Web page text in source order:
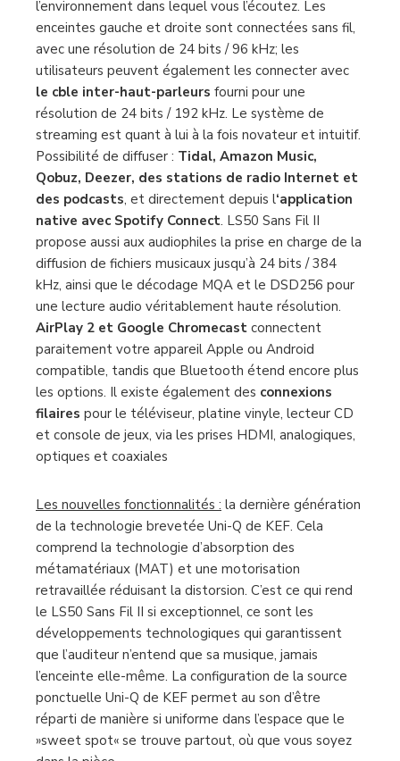
L’applicationKEF Connectpermet d’adapter le son à
l’environnement dans lequel vous l’écoutez. Les
enceintes gauche et droite sont connectées sans fil,
avec une résolution de 24 bits / 96 kHz; les
utilisateurs peuvent également les connecter avec
le cble inter-haut-parleursfourni pour une
résolution de 24 bits / 192 kHz. Le système de
streaming est quant à lui à la fois novateur et intuitif.
Possibilité de diffuser :Tidal, Amazon Music,
Qobuz, Deezer, des stations de radio Internet et
des podcasts , et directement depuis l‘application
native avec Spotify Connect. LS50 Sans Fil II
propose aussi aux audiophiles la prise en charge de la
diffusion de fichiers musicaux jusqu’à 24 bits / 384
kHz, ainsi que le décodage MQA et le DSD256 pour
une lecture audio véritablement haute résolution.
AirPlay 2 et Google Chromecastconnectent
paraitement votre appareil Apple ou Android
compatible, tandis que Bluetooth étend encore plus
les options. Il existe également desconnexions
filairespour le téléviseur, platine vinyle, lecteur CD
optiques et coaxiales
Les nouvelles fonctionnalités :la dernière génération
de la technologie brevetée Uni-Q de KEF. Cela
comprend la technologie d’absorption des
métamatériaux (MAT) et une motorisation
retravaillée réduisant la distorsion. C’est ce qui rend
le LS50 Sans Fil II si exceptionnel, ce sont les
développements technologiques qui garantissent
que l’auditeur n’entend que sa musique, jamais
l’enceinte elle-même. La configuration de la source
ponctuelle Uni-Q de KEF permet au son d’être